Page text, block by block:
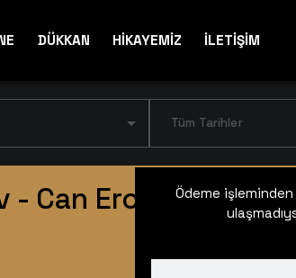
DÜKKAN HİKAYEMİZ İLETİŞİM
Tüm Tarihler
Can Erol
Ödeme